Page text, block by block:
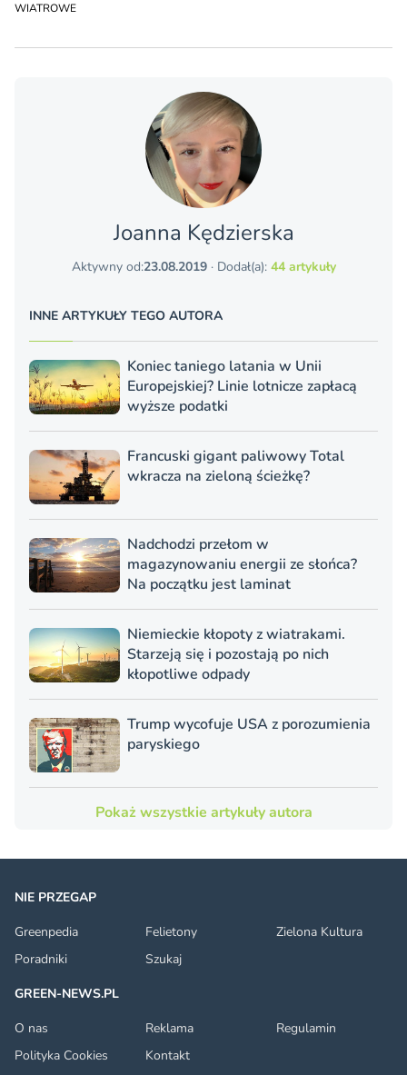
WIATROWE
Joanna Kędzierska
Aktywny od:23.08.2019· Dodał(a): 44 artykuły
INNE ARTYKUŁY TEGO AUTORA
Koniec taniego latania w Unii
Europejskiej? Linie lotnicze zapłacą
wyższe podatki
Francuski gigant paliwowy Total
wkracza na zieloną ścieżkę?
Nadchodzi przełom w
magazynowaniu energii ze słońca?
Na początku jest laminat
Niemieckie kłopoty z wiatrakami.
Starzeją się i pozostają po nich
kłopotliwe odpady
Trump wycofuje USA z porozumienia
paryskiego
Pokaż wszystkie artykuły autora
NIE PRZEGAP
Greenpedia
Felietony
Zielona Kultura
Poradniki
Szukaj
GREEN-NEWS.PL
O nas
Reklama
Regulamin
Polityka Cookies
Kontakt